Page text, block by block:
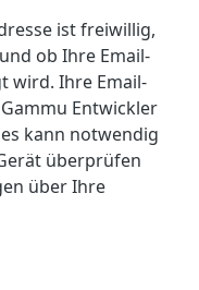
ist freiwillig,
ob Ihre Email-
wird. Ihre Email-
Entwickler
kann notwendig
überprüfen
über Ihre